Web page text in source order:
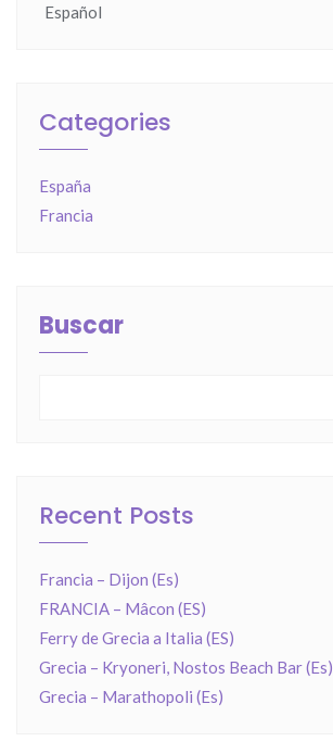
Español
Categories
España
Francia
Buscar
Recent Posts
Francia – Dijon (Es)
FRANCIA – Mâcon (ES)
Ferry de Grecia a Italia (ES)
Grecia – Kryoneri, Nostos Beach Bar (Es)
Grecia – Marathopoli (Es)